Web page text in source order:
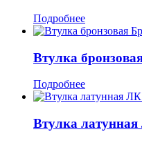
Подробнее
Втулка
Подробнее
Втулка